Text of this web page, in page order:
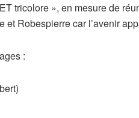
tricolore », en mesure de
Robespierre car l’avenir
: